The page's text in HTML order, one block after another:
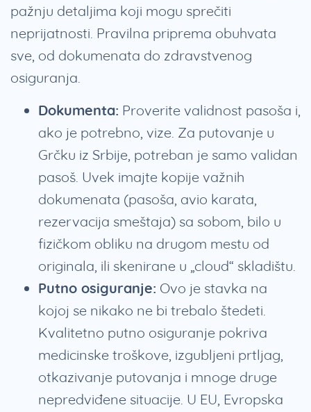
pažnju detaljima koji mogu sprečiti
neprijatnosti. Pravilna priprema obuhvata
sve, od dokumenata do zdravstvenog
osiguranja.
Dokumenta: Proverite validnost pasoša i,
ako je potrebno, vize. Za putovanje u
Grčku iz Srbije, potreban je samo validan
pasoš. Uvek imajte kopije važnih
dokumenata (pasoša, avio karata,
rezervacija smeštaja) sa sobom, bilo u
fizičkom obliku na drugom mestu od
originala, ili skenirane u „cloud“ skladištu.
Putno osiguranje: Ovo je stavka na
kojoj se nikako ne bi trebalo štedeti.
Kvalitetno putno osiguranje pokriva
medicinske troškove, izgubljeni prtljag,
otkazivanje putovanja i mnoge druge
nepredviđene situacije. U EU, Evropska